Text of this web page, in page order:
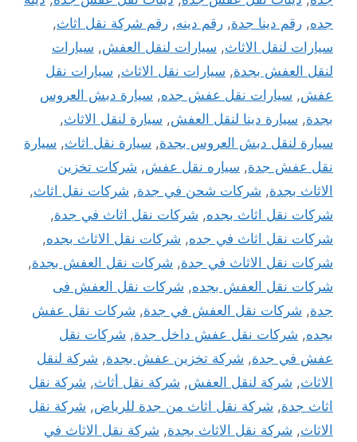
جده, رقم دينا جدة, رقم دينه, رقم شركة نقل اثاث,
سيارات لنقل الاثاث, سيارات لنقل العفش, سيارات
لنقل العفش بجدة, سيارات نقل الاثاث, سيارات نقل
عفش, سيارات نقل عفش جده, سيارة دبش العروس
بجدة, سيارة دينا لنقل العفش, سيارة لنقل الاثاث,
سيارة لنقل دبش العروس بجدة, سيارة نقل اثاث, سيارة
نقل عفش جدة, سياره نقل عفش, شركات تخزين
الاثاث بجدة, شركات شحن في جدة, شركات نقل اثاث,
شركات نقل اثاث بجده, شركات نقل اثاث في جدة,
شركات نقل اثاث في جده, شركات نقل الاثاث بجده,
شركات نقل الاثاث في جدة, شركات نقل العفش بجدة,
شركات نقل العفش بجده, شركات نقل العفش فى
جدة, شركات نقل العفش في جدة, شركات نقل عفش
بجده, شركات نقل عفش داخل جدة, شركات نقل
عفش في جدة, شركة تخزين عفش بجدة, شركة لنقل
الاثاث, شركة لنقل العفش, شركة نقل أثاث, شركة نقل
اثاث جدة, شركة نقل اثاث من جدة للرياض, شركة نقل
الاثاث, شركة نقل الاثاث بجدة, شركة نقل الاثاث في